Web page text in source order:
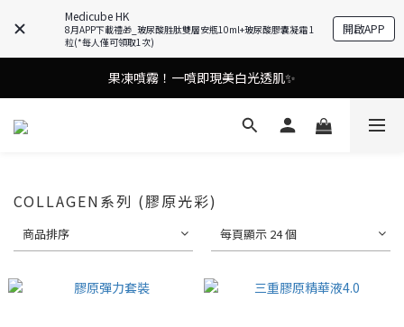
Medicube HK
8月APP下載禮🎁_玻尿酸胜肽雙層安瓶10ml+玻尿酸膠囊凝霜 1
粒(*每人僅可領取1次)
開啟APP
9in1多功能美容儀🌸護膚效果UP！
油痘肌救星💧玻尿酸58% OFF活動中！
果凍噴霧！一噴即現美白光透肌✨
9in1多功能美容儀🌸護膚效果UP！
COLLAGEN系列 (膠原光彩)
商品排序 每頁顯示 24 個